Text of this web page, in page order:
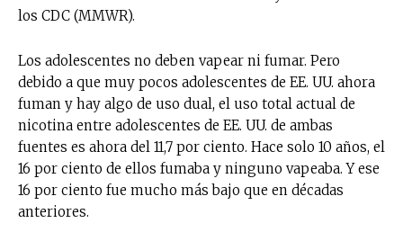
los CDC (MMWR).
Los adolescentes no deben vapear ni fumar. Pero
debido a que muy pocos adolescentes de EE. UU. ahora
fuman y hay algo de uso dual, el uso total actual de
nicotina entre adolescentes de EE. UU. de ambas
fuentes es ahora del 11,7 por ciento. Hace solo 10 años, el
16 por ciento de ellos fumaba y ninguno vapeaba. Y ese
16 por ciento fue mucho más bajo que en décadas
anteriores.